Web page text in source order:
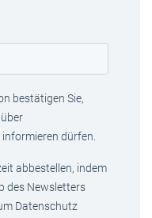
bestätigen Sie,
dürfen.
abbestellen, indem
des Newsletters
Datenschutz